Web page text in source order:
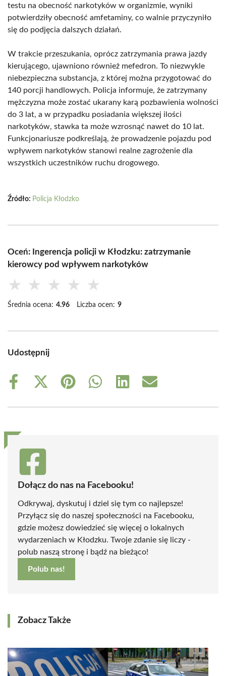
testu na obecność narkotyków w organizmie, wyniki
potwierdziły obecność amfetaminy, co walnie przyczyniło
się do podjęcia dalszych działań.
W trakcie przeszukania, oprócz zatrzymania prawa jazdy
kierującego, ujawniono również mefedron. To niezwykle
niebezpieczna substancja, z której można przygotować do
140 porcji handlowych. Policja informuje, że zatrzymany
mężczyzna może zostać ukarany karą pozbawienia wolności
do 3 lat, a w przypadku posiadania większej ilości
narkotyków, stawka ta może wzrosnąć nawet do 10 lat.
Funkcjonariusze podkreślają, że prowadzenie pojazdu pod
wpływem narkotyków stanowi realne zagrożenie dla
wszystkich uczestników ruchu drogowego.
Źródło: Policja Kłodzko
Oceń: Ingerencja policji w Kłodzku: zatrzymanie
kierowcy pod wpływem narkotyków
★ ★ ★ ★ ★
Średnia ocena: 4.96 Liczba ocen: 9
Udostępnij
Share
Share
(Twitter)
Share
Share
Share
Share
Dołącz do nas na Facebooku!
Odkrywaj, dyskutuj i dziel się tym co najlepsze!
Przyłącz się do naszej społeczności na Facebooku,
gdzie możesz dowiedzieć się więcej o lokalnych
wydarzeniach w Kłodzku. Twoje zdanie się liczy -
polub naszą stronę i bądź na bieżąco!
Polub nas!
Zobacz Także